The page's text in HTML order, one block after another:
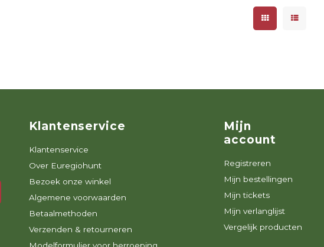
Klantenservice
Klantenservice
Over Euregiohunt
Bezoek onze winkel
Algemene voorwaarden
Betaalmethoden
Verzenden & retourneren
Mijn
account
Registreren
Mijn bestellingen
Mijn tickets
Mijn verlanglijst
Vergelijk producten